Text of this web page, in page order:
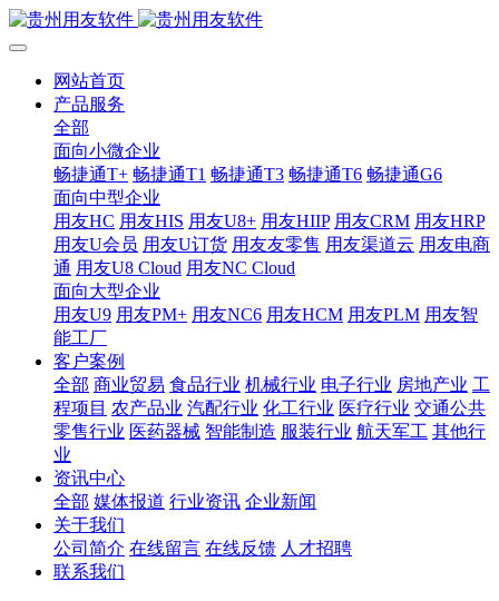
网站首页
产品服务
全部
面向小微企业
畅捷通T+ 畅捷通T1 畅捷通T3 畅捷通T6 畅捷通G6
面向中型企业
用友HC 用友HIS 用友U8+ 用友HIIP 用友CRM 用友HRP
用友U会员 用友U订货 用友友零售 用友渠道云 用友电商
通 用友U8 Cloud 用友NC Cloud
面向大型企业
用友U9 用友PM+ 用友NC6 用友HCM 用友PLM 用友智
能工厂
客户案例
全部 商业贸易 食品行业 机械行业 电子行业 房地产业 工
程项目 农产品业 汽配行业 化工行业 医疗行业 交通公共
零售行业 医药器械 智能制造 服装行业 航天军工 其他行
业
资讯中心
全部 媒体报道 行业资讯 企业新闻
关于我们
公司简介 在线留言 在线反馈 人才招聘
联系我们